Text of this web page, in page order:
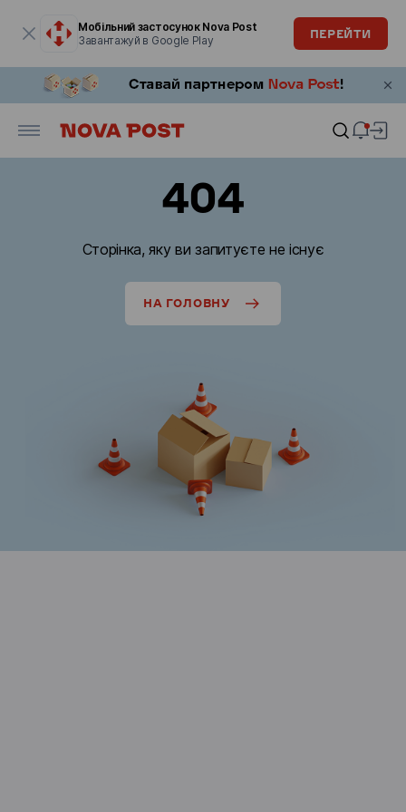
Мобільний застосунок Nova Post
Завантажуй в Google Play
ПЕРЕЙТИ
404
Сторінка, яку ви запитуєте не існує
НА ГОЛОВНУ